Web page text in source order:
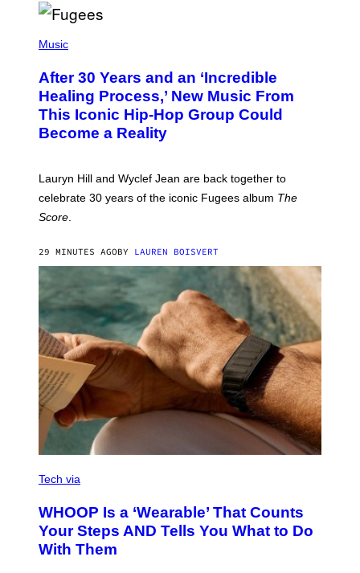
S
T
C
O
A
S
T
P
T
O
B
Y
J
E
M
C
H
A
P
O
G
R
A
P
H
Y
/
G
E
T
I
A
S
)
Music
After 30 Years and an ‘Incredible
Healing Process,’ New Music From
This Iconic Hip-Hop Group Could
Become a Reality
Lauryn Hill and Wyclef Jean are back together to
celebrate 30 years of the iconic Fugees album The
Score.
29 MINUTES AGOBY LAUREN BOISVERT
I
H
O
O
P
Tech via
WHOOP Is a ‘Wearable’ That Counts
Your Steps AND Tells You What to Do
With Them